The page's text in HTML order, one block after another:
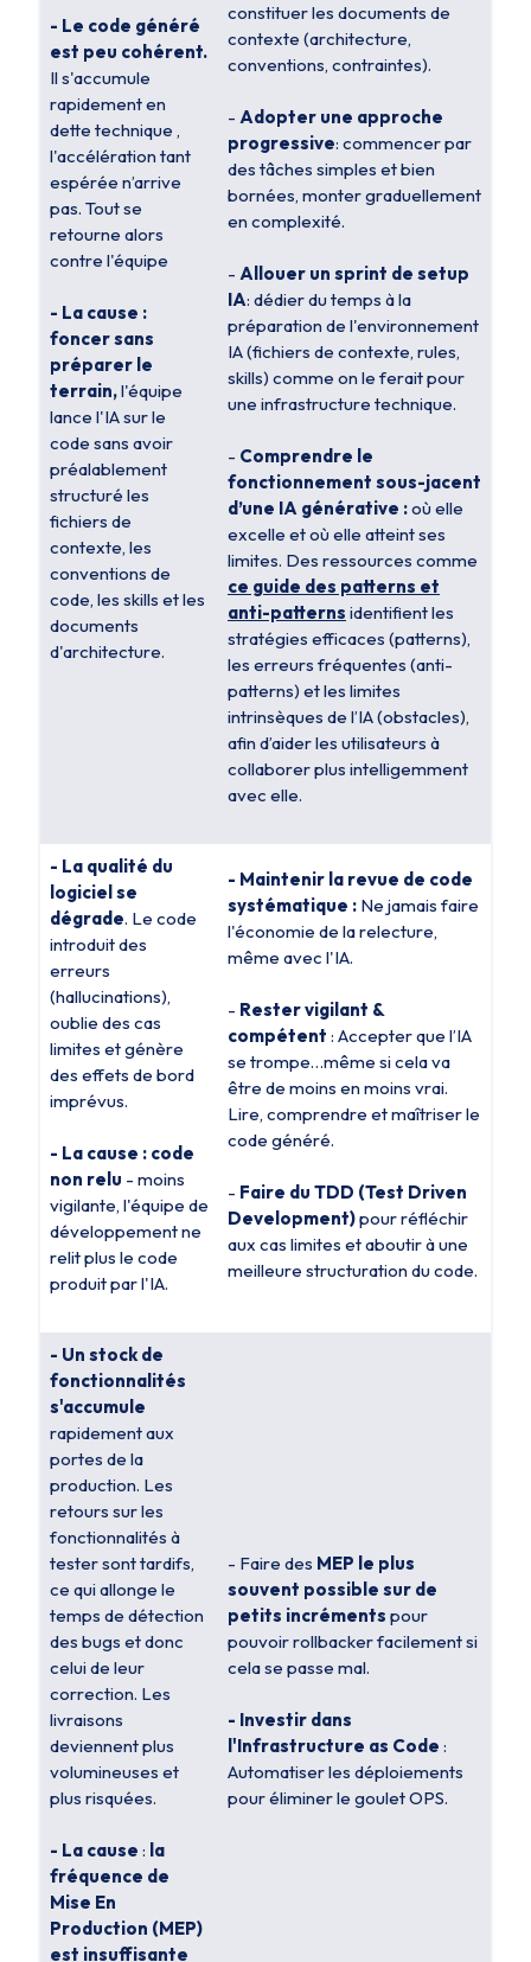
- Le code généré
est peu cohérent.
Il s'accumule
rapidement en
dette technique ,
l'accélération tant
espérée n’arrive
pas. Tout se
retourne alors
contre l'équipe
- La cause :
foncer sans
préparer le
terrain,l'équipe
lance l'IA sur le
code sans avoir
préalablement
structuré les
fichiers de
contexte, les
conventions de
code, les skills et les
documents
d'architecture.
constituer les documents de
contexte (architecture,
conventions, contraintes).
- Adopter une approche
progressive: commencer par
des tâches simples et bien
bornées, monter graduellement
en complexité.
- Allouer un sprint de setup
IA: dédier du temps à la
préparation de l'environnement
IA (fichiers de contexte, rules,
skills) comme on le ferait pour
une infrastructure technique.
- Comprendre le
fonctionnement sous-jacent
d’une IA générative :où elle
excelle et où elle atteint ses
limites. Des ressources comme
ce guide des patterns et
anti-patterns identifient les
stratégies efficaces (patterns),
les erreurs fréquentes (anti-
patterns) et les limites
intrinsèques de l’IA (obstacles),
afin d’aider les utilisateurs à
collaborer plus intelligemment
avec elle.
- La qualité du
logiciel se
dégrade. Le code
introduit des
erreurs
(hallucinations),
oublie des cas
limites et génère
des effets de bord
imprévus.
- La cause : code
non relu - moins
vigilante, l'équipe de
développement ne
relit plus le code
produit par l'IA.
- Maintenir la revue de code
systématique : Ne jamais faire
l'économie de la relecture,
même avec l'IA.
- Rester vigilant &
compétent : Accepter que l’IA
se trompe…même si cela va
être de moins en moins vrai.
Lire, comprendre et maîtriser le
code généré.
- Faire du TDD (Test Driven
Development)pour réfléchir
aux cas limites et aboutir à une
meilleure structuration du code.
- Un stock de
fonctionnalités
s'accumule
rapidement aux
portes de la
production. Les
retours sur les
fonctionnalités à
tester sont tardifs,
ce qui allonge le
temps de détection
des bugs et donc
celui de leur
correction. Les
livraisons
deviennent plus
volumineuses et
plus risquées.
- La cause : la
fréquence de
Mise En
Production (MEP)
est insuffisante
- Faire des MEP le plus
souvent possible sur de
petits incréments pour
pouvoir rollbacker facilement si
cela se passe mal.
- Investir dans
l'Infrastructure as Code :
Automatiser les déploiements
pour éliminer le goulet OPS.